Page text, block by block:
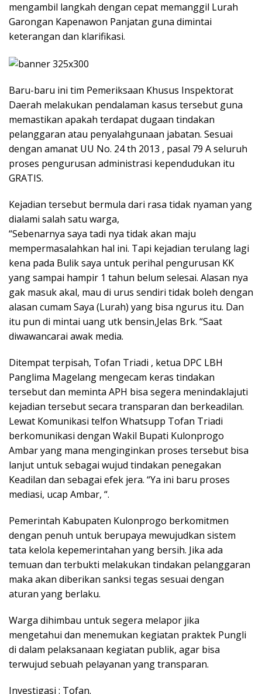
mengambil langkah dengan cepat memanggil Lurah
Garongan Kapenawon Panjatan guna dimintai
keterangan dan klarifikasi.
Baru-baru ini tim Pemeriksaan Khusus Inspektorat
Daerah melakukan pendalaman kasus tersebut guna
memastikan apakah terdapat dugaan tindakan
pelanggaran atau penyalahgunaan jabatan. Sesuai
dengan amanat UU No. 24 th 2013 , pasal 79 A seluruh
proses pengurusan administrasi kependudukan itu
GRATIS.
Kejadian tersebut bermula dari rasa tidak nyaman yang
dialami salah satu warga,
“Sebenarnya saya tadi nya tidak akan maju
mempermasalahkan hal ini. Tapi kejadian terulang lagi
kena pada Bulik saya untuk perihal pengurusan KK
yang sampai hampir 1 tahun belum selesai. Alasan nya
gak masuk akal, mau di urus sendiri tidak boleh dengan
alasan cumam Saya (Lurah) yang bisa ngurus itu. Dan
itu pun di mintai uang utk bensin,Jelas Brk. “Saat
diwawancarai awak media.
Ditempat terpisah, Tofan Triadi , ketua DPC LBH
Panglima Magelang mengecam keras tindakan
tersebut dan meminta APH bisa segera menindaklajuti
kejadian tersebut secara transparan dan berkeadilan.
Lewat Komunikasi telfon Whatsupp Tofan Triadi
berkomunikasi dengan Wakil Bupati Kulonprogo
Ambar yang mana menginginkan proses tersebut bisa
lanjut untuk sebagai wujud tindakan penegakan
Keadilan dan sebagai efek jera. “Ya ini baru proses
mediasi, ucap Ambar, “.
Pemerintah Kabupaten Kulonprogo berkomitmen
dengan penuh untuk berupaya mewujudkan sistem
tata kelola kepemerintahan yang bersih. Jika ada
temuan dan terbukti melakukan tindakan pelanggaran
maka akan diberikan sanksi tegas sesuai dengan
aturan yang berlaku.
Warga dihimbau untuk segera melapor jika
mengetahui dan menemukan kegiatan praktek Pungli
di dalam pelaksanaan kegiatan publik, agar bisa
terwujud sebuah pelayanan yang transparan.
Investigasi : Tofan.